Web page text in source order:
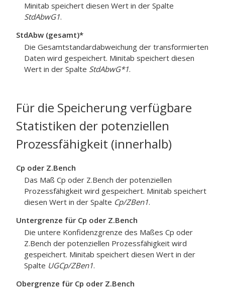
Minitab speichert diesen Wert in der Spalte
StdAbwG1.
StdAbw (gesamt)*
Die Gesamtstandardabweichung der transformierten
Daten wird gespeichert. Minitab speichert diesen
Wert in der Spalte StdAbwG*1.
Für die Speicherung verfügbare
Statistiken der potenziellen
Prozessfähigkeit (innerhalb)
Cp oder Z.Bench
Das Maß Cp oder Z.Bench der potenziellen
Prozessfähigkeit wird gespeichert. Minitab speichert
diesen Wert in der Spalte Cp/ZBen1.
Untergrenze für Cp oder Z.Bench
Die untere Konfidenzgrenze des Maßes Cp oder
Z.Bench der potenziellen Prozessfähigkeit wird
gespeichert. Minitab speichert diesen Wert in der
Spalte UGCp/ZBen1.
Obergrenze für Cp oder Z.Bench